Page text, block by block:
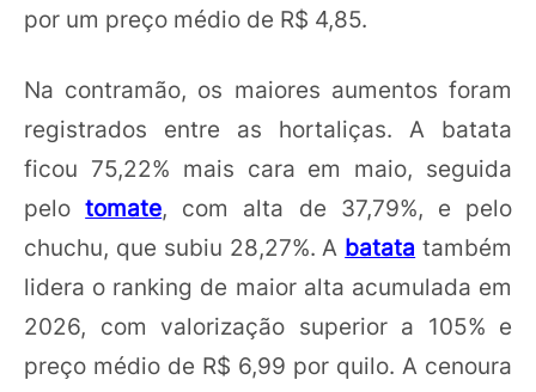
por um preço médio de R$ 4,85.
Na contramão, os maiores aumentos foram
registrados entre as hortaliças. A batata
ficou 75,22% mais cara em maio, seguida
pelotomate, com alta de 37,79%, e pelo
chuchu, que subiu 28,27%. A batata também
lidera o ranking de maior alta acumulada em
2026, com valorização superior a 105% e
preço médio de R$ 6,99 por quilo. A cenoura